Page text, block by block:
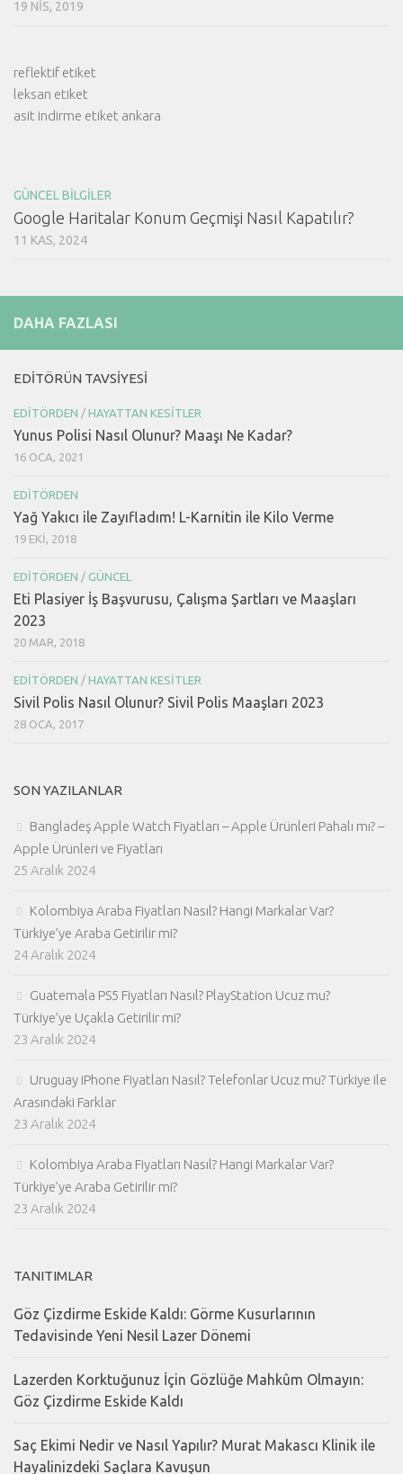
19 NIS, 2019
reflektif etiket
leksan etiket
asit indirme etiket ankara
GÜNCEL BİLGİLER
Google Haritalar Konum Geçmişi Nasıl Kapatılır?
11 KAS, 2024
DAHA FAZLASI
EDITÖRÜN TAVSIYESI
EDITÖRDEN / HAYATTAN KESITLER
Yunus Polisi Nasıl Olunur? Maaşı Ne Kadar?
16 OCA, 2021
EDITÖRDEN
Yağ Yakıcı ile Zayıfladım! L-Karnitin ile Kilo Verme
19 EKI, 2018
EDITÖRDEN / GÜNCEL
Eti Plasiyer İş Başvurusu, Çalışma Şartları ve Maaşları
2023
20 MAR, 2018
EDITÖRDEN / HAYATTAN KESITLER
Sivil Polis Nasıl Olunur? Sivil Polis Maaşları 2023
28 OCA, 2017
SON YAZILANLAR
Bangladeş Apple Watch Fiyatları – Apple Ürünleri Pahalı mı? –
Apple Ürünleri ve Fiyatları
25 Aralık 2024
Kolombiya Araba Fiyatları Nasıl? Hangi Markalar Var?
Türkiye’ye Araba Getirilir mi?
24 Aralık 2024
Guatemala PS5 Fiyatları Nasıl? PlayStation Ucuz mu?
Türkiye’ye Uçakla Getirilir mi?
23 Aralık 2024
Uruguay iPhone Fiyatları Nasıl? Telefonlar Ucuz mu? Türkiye ile
Arasındaki Farklar
23 Aralık 2024
Kolombiya Araba Fiyatları Nasıl? Hangi Markalar Var?
Türkiye’ye Araba Getirilir mi?
23 Aralık 2024
TANITIMLAR
Göz Çizdirme Eskide Kaldı: Görme Kusurlarının
Tedavisinde Yeni Nesil Lazer Dönemi
Lazerden Korktuğunuz İçin Gözlüğe Mahkûm Olmayın:
Göz Çizdirme Eskide Kaldı
Saç Ekimi Nedir ve Nasıl Yapılır? Murat Makascı Klinik ile
Hayalinizdeki Saçlara Kavuşun